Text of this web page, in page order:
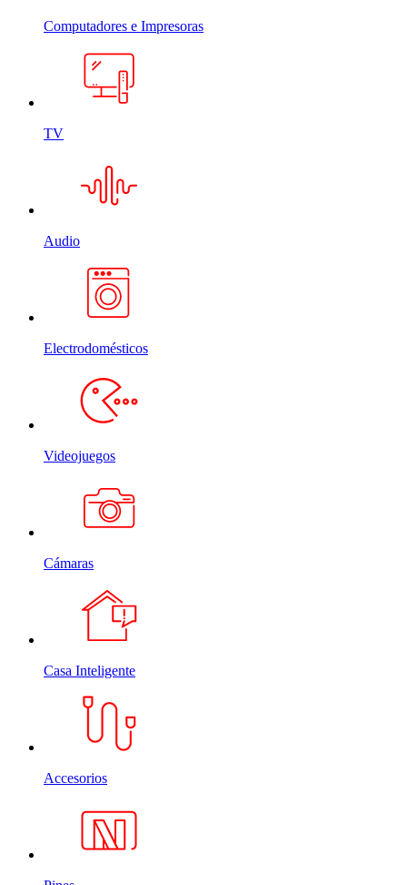
Computadores e Impresoras
TV
Audio
Electrodomésticos
Videojuegos
Cámaras
Casa Inteligente
Accesorios